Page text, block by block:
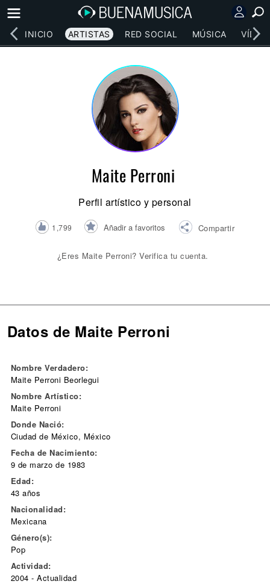
INICIO ARTISTAS RED SOCIAL MÚSICA
Maite Perroni
Perfil artístico y personal
1,799 Añadir a favoritos Compartir
¿Eres Maite Perroni? Verifica tu cuenta.
Datos de Maite Perroni
Nombre Verdadero:
Maite Perroni Beorlegui
Nombre Artístico:
Maite Perroni
Donde Nació:
Ciudad de México, México
Fecha de Nacimiento:
9 de marzo de 1983
Edad:
43 años
Nacionalidad:
Mexicana
Género(s):
Pop
Actividad:
2004 - Actualidad